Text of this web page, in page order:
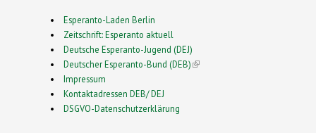
Esperanto-Laden Berlin
Zeitschrift: Esperanto aktuell
Deutsche Esperanto-Jugend (DEJ)
Deutscher Esperanto-Bund (DEB)(link is external)
Impressum
Kontaktadressen DEB/ DEJ
DSGVO-Datenschutzerklärung